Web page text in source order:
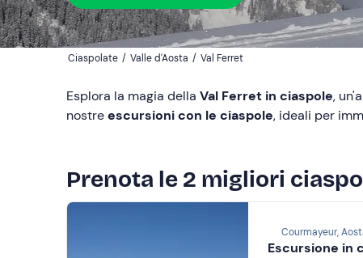
Ciaspolate / Valle d'Aosta / Val Ferret
Esplora la magia della Val Ferret in ciaspole,
nostreescursioni con le ciaspole, ideali per
Prenota le 2 migliori
Courmayeur,
Escursione in